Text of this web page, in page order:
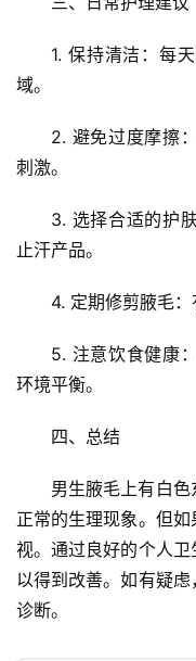
文
专
题
列
表
1. 保持清洁：每
域。
2. 避免过度摩擦
刺激。
3. 选择合适的护
止汗产品。
4. 定期修剪腋毛：
5. 注意饮食健康
环境平衡。
四、总结
男生腋毛上有白
正常的生理现象。但
视。通过良好的个人
以得到改善。如有疑
诊断。